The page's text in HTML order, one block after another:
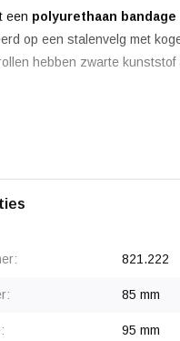
een polyurethaan bandage
op een stalenvelg met
hebben zwarte kunststof
821.222
85 mm
95 mm